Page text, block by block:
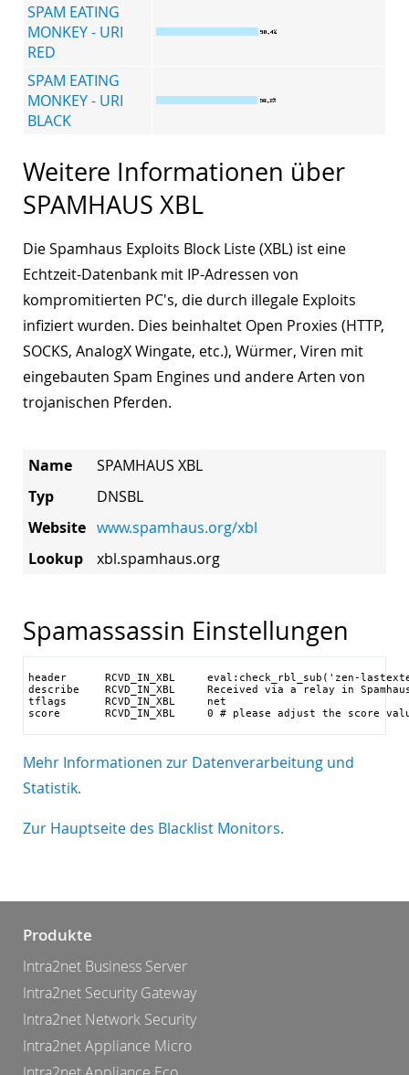
SPAM EATING
MONKEY - URI
RED
SPAM EATING
MONKEY - URI
BLACK
Weitere Informationen über
SPAMHAUS XBL
Die Spamhaus Exploits Block Liste (XBL) ist eine
Echtzeit-Datenbank mit IP-Adressen von
kompromitierten PC's, die durch illegale Exploits
infiziert wurden. Dies beinhaltet Open Proxies (HTTP,
SOCKS, AnalogX Wingate, etc.), Würmer, Viren mit
eingebauten Spam Engines und andere Arten von
trojanischen Pferden.
Name
SPAMHAUS XBL
Typ
DNSBL
Website www.spamhaus.org/xbl
Lookup
xbl.spamhaus.org
Spamassassin Einstellungen
header      RCVD_IN_XBL     eval:check_rbl_sub('zen-
describe    RCVD_IN_XBL     Received via a relay in
tflags      RCVD_IN_XBL     net
score       RCVD_IN_XBL     0 # please adjust the score
Mehr Informationen zur Datenverarbeitung und
Statistik.
Zur Hauptseite des Blacklist Monitors.
Produkte
Intra2net Business Server
Intra2net Security Gateway
Intra2net Network Security
Intra2net Appliance Micro